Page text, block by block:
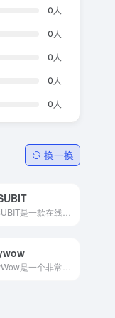
0 人
0 人
0 人
0 人
0 人
换一换